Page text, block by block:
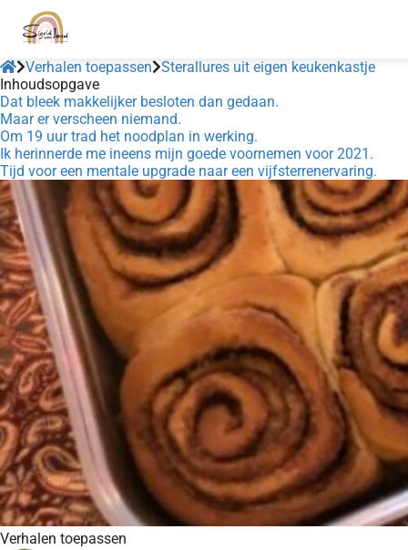
Verhalen toepassen Sterallures uit eigen keukenkastje
Inhoudsopgave
Dat bleek makkelijker besloten dan gedaan.
Maar er verscheen niemand.
Om 19 uur trad het noodplan in werking.
Ik herinnerde me ineens mijn goede voornemen voor 2021.
Tijd voor een mentale upgrade naar een vijfsterrenervaring.
Verhalen toepassen